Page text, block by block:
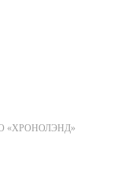
«ХРОНОЛЭНД»